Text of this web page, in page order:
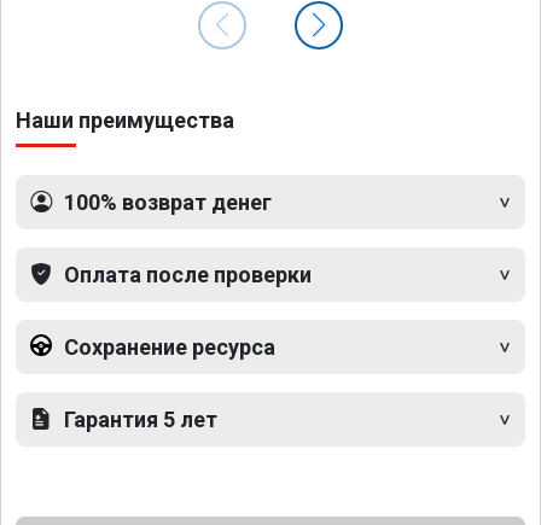
Наши преимущества
100% возврат денег
Оплата после проверки
Сохранение ресурса
Гарантия 5 лет